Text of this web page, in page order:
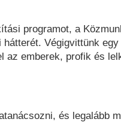
programot, a
Végigvittünk
az emberek, profik és
és legalább